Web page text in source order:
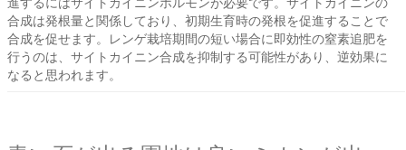
合成は発根量と関係しており、初期生育時の発根を促進することで
合成を促せます。レンゲ栽培期間の短い場合に即効性の窒素追肥を
行うのは、サイトカイニン合成を抑制する可能性があり、逆効果に
なると思われます。